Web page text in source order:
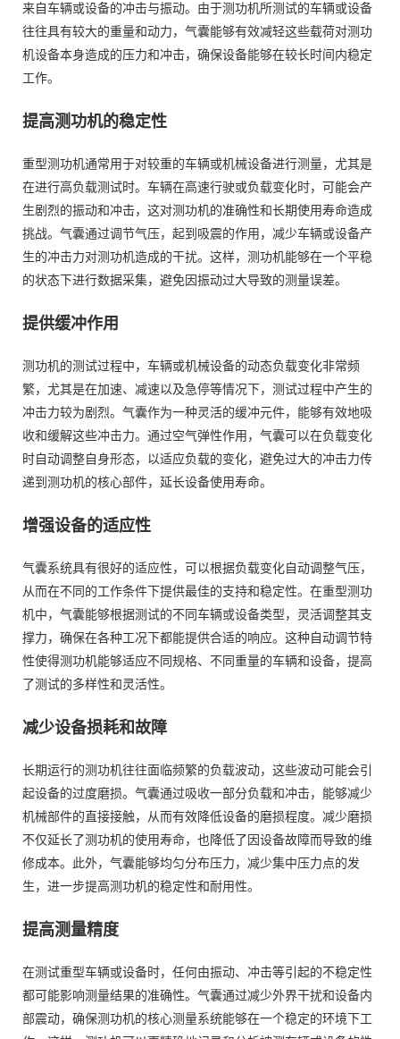
来自车辆或设备的冲击与振动。由于测功机所测试的车辆或设备
往往具有较大的重量和动力，气囊能够有效减轻这些载荷对测功
机设备本身造成的压力和冲击，确保设备能够在较长时间内稳定
工作。
提高测功机的稳定性
重型测功机通常用于对较重的车辆或机械设备进行测量，尤其是
在进行高负载测试时。车辆在高速行驶或负载变化时，可能会产
生剧烈的振动和冲击，这对测功机的准确性和长期使用寿命造成
挑战。气囊通过调节气压，起到吸震的作用，减少车辆或设备产
生的冲击力对测功机造成的干扰。这样，测功机能够在一个平稳
的状态下进行数据采集，避免因振动过大导致的测量误差。
提供缓冲作用
测功机的测试过程中，车辆或机械设备的动态负载变化非常频
繁，尤其是在加速、减速以及急停等情况下，测试过程中产生的
冲击力较为剧烈。气囊作为一种灵活的缓冲元件，能够有效地吸
收和缓解这些冲击力。通过空气弹性作用，气囊可以在负载变化
时自动调整自身形态，以适应负载的变化，避免过大的冲击力传
递到测功机的核心部件，延长设备使用寿命。
增强设备的适应性
气囊系统具有很好的适应性，可以根据负载变化自动调整气压，
从而在不同的工作条件下提供最佳的支持和稳定性。在重型测功
机中，气囊能够根据测试的不同车辆或设备类型，灵活调整其支
撑力，确保在各种工况下都能提供合适的响应。这种自动调节特
性使得测功机能够适应不同规格、不同重量的车辆和设备，提高
了测试的多样性和灵活性。
减少设备损耗和故障
长期运行的测功机往往面临频繁的负载波动，这些波动可能会引
起设备的过度磨损。气囊通过吸收一部分负载和冲击，能够减少
机械部件的直接接触，从而有效降低设备的磨损程度。减少磨损
不仅延长了测功机的使用寿命，也降低了因设备故障而导致的维
修成本。此外，气囊能够均匀分布压力，减少集中压力点的发
生，进一步提高测功机的稳定性和耐用性。
提高测量精度
在测试重型车辆或设备时，任何由振动、冲击等引起的不稳定性
都可能影响测量结果的准确性。气囊通过减少外界干扰和设备内
部震动，确保测功机的核心测量系统能够在一个稳定的环境下工